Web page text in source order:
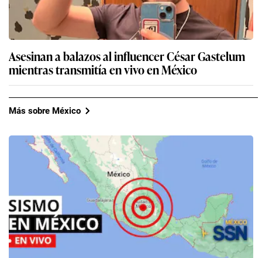
Asesinan a balazos al influencer César Gastelum
mientras transmitía en vivo en México
Más sobre México